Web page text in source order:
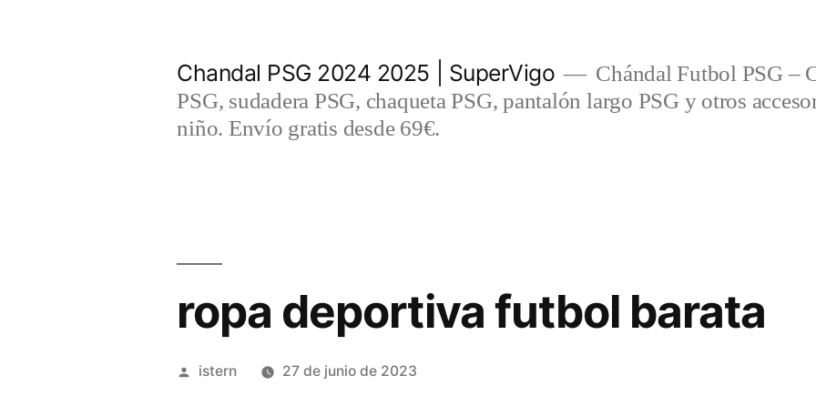
Chandal PSG 2024 2025 | SuperVigo
Chándal Futbol PSG –
PSG, sudadera PSG, chaqueta PSG, pantalón largo PSG y otros
niño. Envío gratis desde 69€.
ropa deportiva futbol barata
Publicado
istern 27 de junio de 2023